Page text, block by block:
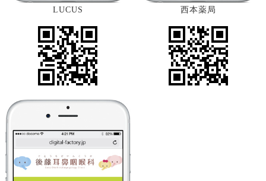
LUCUS 西本薬局